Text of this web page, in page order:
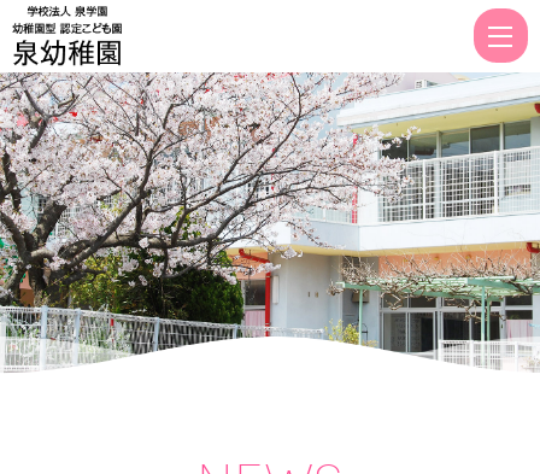
稚
園
型
認
定
こ
ど
も